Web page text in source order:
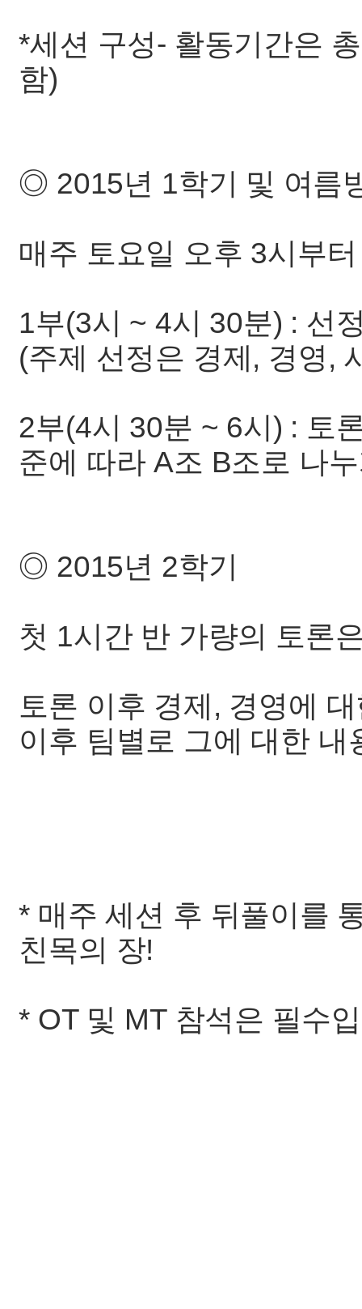
*세션 구성- 활동기간은
함)
◎ 2015년 1학기 및 여름
매주 토요일 오후 3시부
1부(3시 ~ 4시 30분) : 선
(주제 선정은 경제, 경영,
2부(4시 30분 ~ 6시) : 토
준에 따라 A조 B조로 나
◎ 2015년 2학기
첫 1시간 반 가량의 토론
토론 이후 경제, 경영에
이후 팀별로 그에 대한
* 매주 세션 후 뒤풀이를
친목의 장!
* OT 및 MT 참석은 필수